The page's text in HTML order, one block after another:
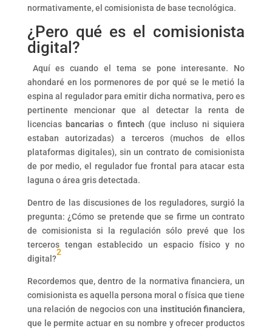
normativamente, el comisionista de base tecnológica.
¿Pero qué es el comisionista
digital?
Aquí es cuando el tema se pone interesante. No
ahondaré en los pormenores de por qué se le metió la
espina al regulador para emitir dicha normativa, pero es
pertinente mencionar que al detectar la renta de
licencias bancarias o fintech (que incluso ni siquiera
estaban autorizadas) a terceros (muchos de ellos
plataformas digitales), sin un contrato de comisionista
de por medio, el regulador fue frontal para atacar esta
laguna o área gris detectada.
Dentro de las discusiones de los reguladores, surgió la
pregunta: ¿Cómo se pretende que se firme un contrato
de comisionista si la regulación sólo prevé que los
terceros tengan establecido un espacio físico y no
digital?
2
Recordemos que, dentro de la normativa financiera, un
comisionista es aquella persona moral o física que tiene
una relación de negocios con una institución financiera,
que le permite actuar en su nombre y ofrecer productos